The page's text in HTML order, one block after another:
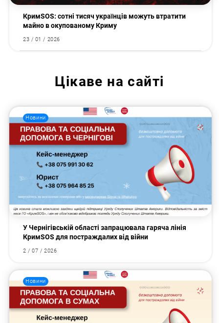
КримSOS: сотні тисяч українців можуть втратити
майно в окупованому Криму
23 / 01 / 2026
Цікаве на сайті
Новини
У Чернігівській області запрацювала гаряча лінія
КримSOS для постраждалих від війни
2 / 07 / 2026
Новини